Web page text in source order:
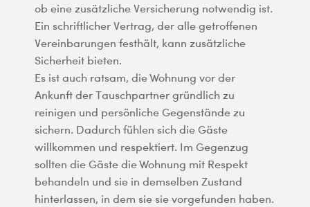
ob eine zusätzliche Versicherung notwendig ist.
Ein schriftlicher Vertrag, der alle getroffenen
Vereinbarungen festhält, kann zusätzliche
Sicherheit bieten.
Es ist auch ratsam, die Wohnung vor der
Ankunft der Tauschpartner gründlich zu
reinigen und persönliche Gegenstände zu
sichern. Dadurch fühlen sich die Gäste
willkommen und respektiert. Im Gegenzug
sollten die Gäste die Wohnung mit Respekt
behandeln und sie in demselben Zustand
hinterlassen, in dem sie sie vorgefunden haben.